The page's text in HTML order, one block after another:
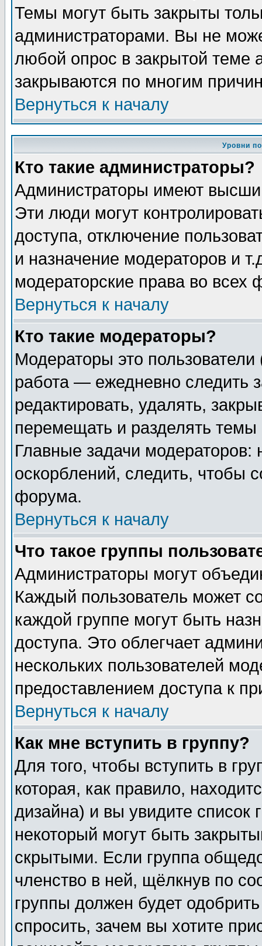
Темы могут быть закрыты
администраторами. Вы не
любой опрос в закрытой теме
закрываются по многим
Вернуться к началу
Уровни
Кто такие администраторы?
Администраторы имеют
Эти люди могут
доступа, отключение
и назначение модераторов и
модераторские права во всех
Вернуться к началу
Кто такие модераторы?
Модераторы это
работа — ежедневно следить
редактировать, удалять,
перемещать и разделять
Главные задачи
оскорблений, следить, чтобы
форума.
Вернуться к началу
Что такое группы
Администраторы могут
Каждый пользователь может
каждой группе могут быть
доступа. Это облегчает
нескольких пользователей
предоставлением доступа к
Вернуться к началу
Как мне вступить в группу?
Для того, чтобы вступить в
которая, как правило,
дизайна) и вы увидите список
некоторый могут быть
скрытыми. Если группа
членство в ней, щёлкнув по
группы должен будет
спросить, зачем вы хотите